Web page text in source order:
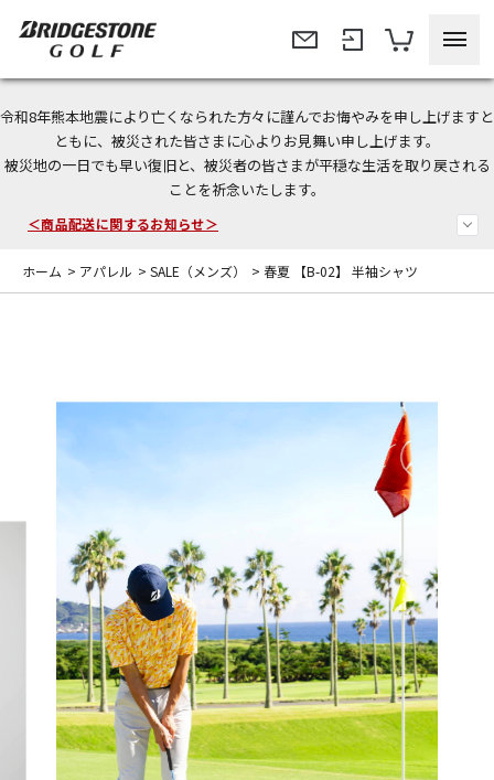
令和8年熊本地震により亡くなられた方々に謹んでお悔やみを申し上げますと
ともに、被災された皆さまに心よりお見舞い申し上げます。
被災地の一日でも早い復旧と、被災者の皆さまが平穏な生活を取り戻される
ことを祈念いたします。
今なら新規会員登録で1,000円OFFクーポンプレゼント！
＜商品配送に関するお知らせ＞
ホーム > アパレル > SALE（メンズ） > 春夏 【B-02】 半袖シャツ